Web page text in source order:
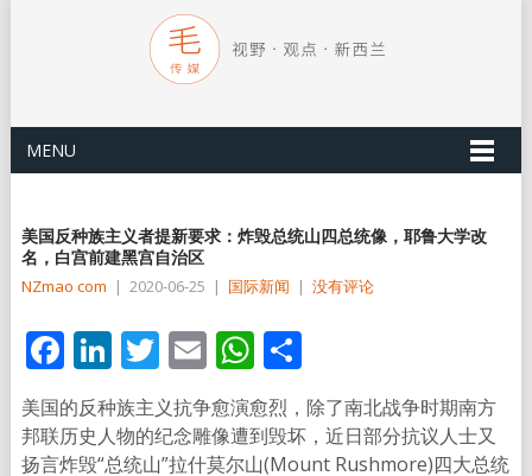
MENU
美国反种族主义者提新要求：炸毁总统山四总统像，耶鲁大学改
名，白宫前建黑宫自治区
NZmao com | 2020-06-25 | 国际新闻 | 没有评论
Facebook
LinkedIn
Twitter
EmailWhatsApp
分
享
美国的反种族主义抗争愈演愈烈，除了南北战争时期南方
邦联历史人物的纪念雕像遭到毁坏，近日部分抗议人士又
扬言炸毁“总统山”拉什莫尔山(Mount Rushmore)四大总统